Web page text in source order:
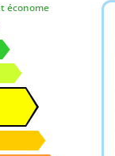
économe